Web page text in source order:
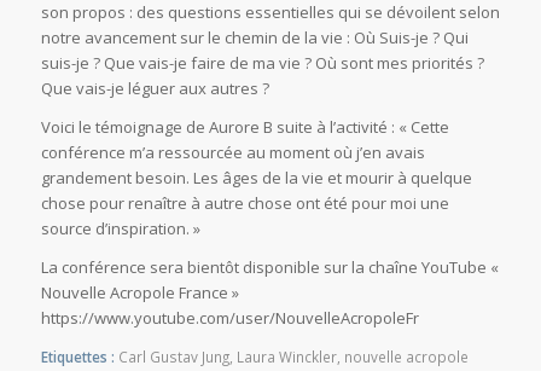
son propos : des questions essentielles qui se dévoilent selon
notre avancement sur le chemin de la vie : Où Suis-je ? Qui
suis-je ? Que vais-je faire de ma vie ? Où sont mes priorités ?
Que vais-je léguer aux autres ?
Voici le témoignage de Aurore B suite à l’activité : « Cette
conférence m’a ressourcée au moment où j’en avais
grandement besoin. Les âges de la vie et mourir à quelque
chose pour renaître à autre chose ont été pour moi une
source d’inspiration. »
La conférence sera bientôt disponible sur la chaîne YouTube «
Nouvelle Acropole France »
https://www.youtube.com/user/NouvelleAcropoleFr
Etiquettes : Carl Gustav Jung, Laura Winckler, nouvelle acropole